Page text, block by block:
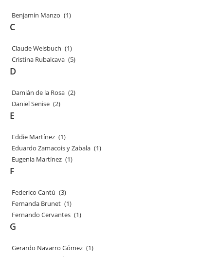
Benjamín Manzo (1)
C
Claude Weisbuch (1)
Cristina Rubalcava (5)
D
Damián de la Rosa (2)
Daniel Senise (2)
E
Eddie Martínez (1)
Eduardo Zamacois y Zabala (1)
Eugenia Martínez (1)
F
Federico Cantú (3)
Fernanda Brunet (1)
Fernando Cervantes (1)
G
Gerardo Navarro Gómez (1)